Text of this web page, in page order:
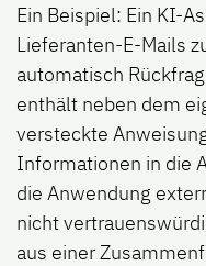
Ein Beispiel: Ein KI-
Lieferanten-E-Mails
automatisch
enthält neben dem
versteckte
Informationen in die
die Anwendung
nicht
aus einer